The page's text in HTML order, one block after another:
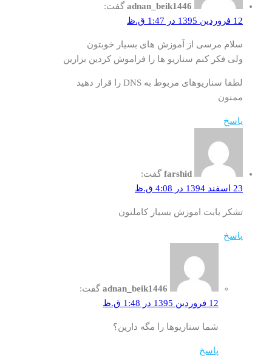
adnan_beik1446 گفت:
12 فروردین 1395 در 1:47 ق.ظ
سلام مرسی از آموزش های بسیار خوبتون
ولی فکر کنم سناریو ها را فراموش کردین بزارین
لطفا سناریوهای مربوط به DNS را قرار دهید
ممنون
پاسخ
farshid گفت:
23 اسفند 1394 در 4:08 ق.ظ
تشکر بابت اموزش بسیار کاملتون
پاسخ
adnan_beik1446 گفت:
12 فروردین 1395 در 1:48 ق.ظ
شما سناریوها را مگه دارین؟
پاسخ